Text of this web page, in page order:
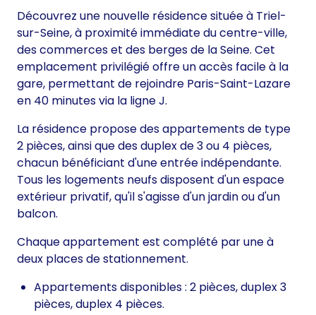
Découvrez une nouvelle résidence située à Triel-
sur-Seine, à proximité immédiate du centre-ville,
des commerces et des berges de la Seine. Cet
emplacement privilégié offre un accès facile à la
gare, permettant de rejoindre Paris-Saint-Lazare
en 40 minutes via la ligne J.
La résidence propose des appartements de type
2 pièces, ainsi que des duplex de 3 ou 4 pièces,
chacun bénéficiant d'une entrée indépendante.
Tous les logements neufs disposent d'un espace
extérieur privatif, qu'il s'agisse d'un jardin ou d'un
balcon.
Chaque appartement est complété par une à
deux places de stationnement.
Appartements disponibles : 2 pièces, duplex 3
pièces, duplex 4 pièces.